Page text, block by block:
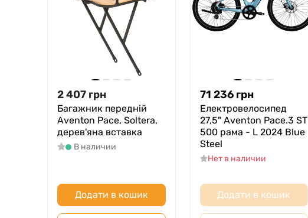
2 407 грн
Багажник передній
Aventon Pace, Soltera,
дерев'яна вставка
В наличии
Додати в кошик
71 236 грн
Електровелосипед
27,5" Aventon Pace.3 ST
500 рама - L 2024 Blue
Steel
Нет в наличии
Додати в кошик